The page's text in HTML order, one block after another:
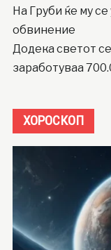
На Груби ќе му
обвинение
Додека светот
заработуваа
ХОРОСКОП